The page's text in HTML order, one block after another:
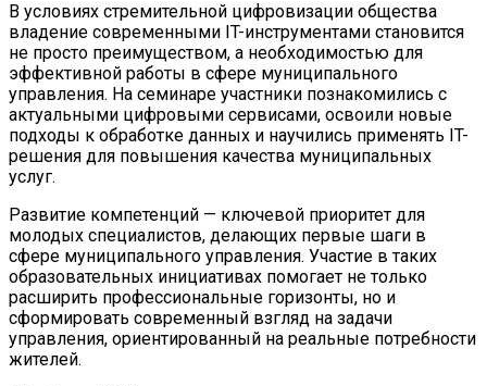
В условиях стремительной цифровизации общества
владение современными IT-инструментами становится
не просто преимуществом, а необходимостью для
эффективной работы в сфере муниципального
управления. На семинаре участники познакомились с
актуальными цифровыми сервисами, освоили новые
подходы к обработке данных и научились применять IT-
решения для повышения качества муниципальных
услуг.
Развитие компетенций — ключевой приоритет для
молодых специалистов, делающих первые шаги в
сфере муниципального управления. Участие в таких
образовательных инициативах помогает не только
расширить профессиональные горизонты, но и
сформировать современный взгляд на задачи
управления, ориентированный на реальные потребности
жителей.